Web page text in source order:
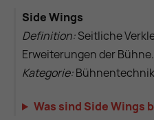
Side Wings
Definition:Seitliche
Erweiterungen der Bühne.
Kategorie:
Was sind Side Wings